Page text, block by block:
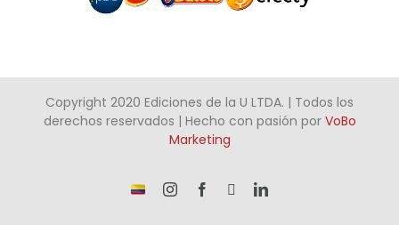
Copyright 2020 Ediciones de la U LTDA. | Todos los
derechos reservados | Hecho con pasión por VoBo
Marketing
¡Somos InstagramFacebook LinkedIn